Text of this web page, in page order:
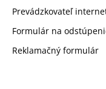
Prevádzkovateľ
Formulár na
Reklamačný formulár